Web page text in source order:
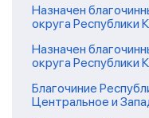
Назначен
округа Республики
Назначен
округа Республики
Благочиние
Центральное и